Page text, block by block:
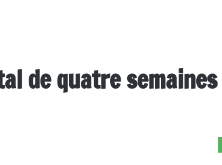
de quatre semaines